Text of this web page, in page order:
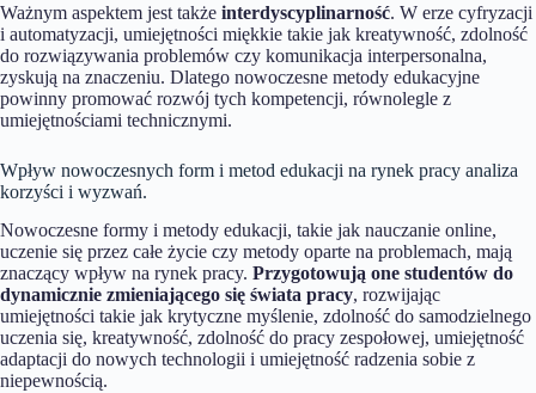
Ważnym aspektem jest także interdyscyplinarność. W erze cyfryzacji
i automatyzacji, umiejętności miękkie takie jak kreatywność, zdolność
do rozwiązywania problemów czy komunikacja interpersonalna,
zyskują na znaczeniu. Dlatego nowoczesne metody edukacyjne
powinny promować rozwój tych kompetencji, równolegle z
umiejętnościami technicznymi.
Wpływ nowoczesnych form i metod edukacji na rynek pracy analiza
korzyści i wyzwań.
Nowoczesne formy i metody edukacji, takie jak nauczanie online,
uczenie się przez całe życie czy metody oparte na problemach, mają
znaczący wpływ na rynek pracy. Przygotowują one studentów do
dynamicznie zmieniającego się świata pracy, rozwijając
umiejętności takie jak krytyczne myślenie, zdolność do samodzielnego
uczenia się, kreatywność, zdolność do pracy zespołowej, umiejętność
adaptacji do nowych technologii i umiejętność radzenia sobie z
niepewnością.